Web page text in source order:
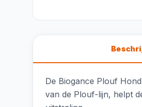
De Biogance Plouf
van de Plouf-lijn, helpt